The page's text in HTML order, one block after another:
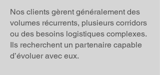
Nos clients gèrent généralement des
volumes récurrents, plusieurs corridors
ou des besoins logistiques complexes.
Ils recherchent un partenaire capable
d’évoluer avec eux.